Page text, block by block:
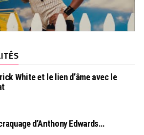
White et le lien d’âme avec le
d’Anthony Edwards…